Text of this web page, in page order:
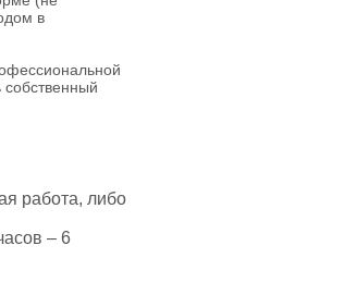
в
собственный
работа, либо
– 6